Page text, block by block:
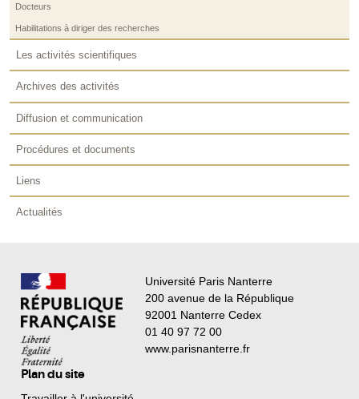
Docteurs
Habilitations à diriger des recherches
Les activités scientifiques
Archives des activités
Diffusion et communication
Procédures et documents
Liens
Actualités
Université Paris Nanterre
200 avenue de la République
92001 Nanterre Cedex
01 40 97 72 00
www.parisnanterre.fr
Plan du site